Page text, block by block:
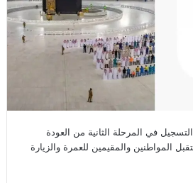
في المرحلة الثانية من العودة
المواطنين والمقيمين للعمرة والزيارة